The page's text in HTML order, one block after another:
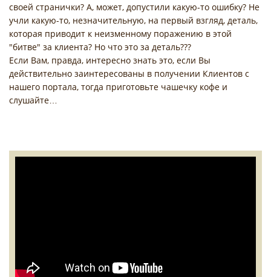
своей странички? А, может, допустили какую-то ошибку? Не
учли какую-то, незначительную, на первый взгляд, деталь,
которая приводит к неизменному поражению в этой
"битве" за клиента? Но что это за деталь???
Если Вам, правда, интересно знать это, если Вы
действительно заинтересованы в получении Клиентов с
нашего портала, тогда приготовьте чашечку кофе и
слушайте…